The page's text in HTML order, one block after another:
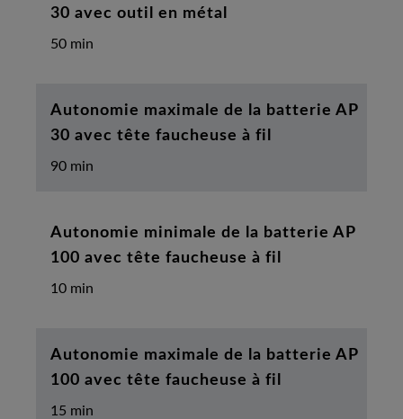
30 avec outil en métal
50 min
Autonomie maximale de la batterie AP
30 avec tête faucheuse à fil
90 min
Autonomie minimale de la batterie AP
100 avec tête faucheuse à fil
10 min
Autonomie maximale de la batterie AP
100 avec tête faucheuse à fil
15 min